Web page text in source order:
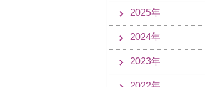
2025年
2024年
2023年